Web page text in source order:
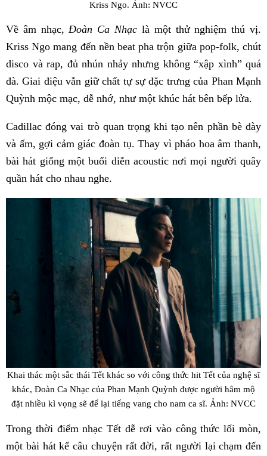
Kriss Ngo. Ảnh: NVCC
Về âm nhạc,Đoàn Ca Nhạc là một thử nghiệm thú vị.
Kriss Ngo mang đến nền beat pha trộn giữa pop-folk, chút
disco và rap, đủ nhún nhảy nhưng không “xập xình” quá
đà. Giai điệu vẫn giữ chất tự sự đặc trưng của Phan Mạnh
Quỳnh mộc mạc, dễ nhớ, như một khúc hát bên bếp lửa.
Cadillac đóng vai trò quan trọng khi tạo nên phần bè dày
và ấm, gợi cảm giác đoàn tụ. Thay vì pháo hoa âm thanh,
bài hát giống một buổi diễn acoustic nơi mọi người quây
quần hát cho nhau nghe.
Khai thác một sắc thái Tết khác so với công thức hit Tết của nghệ sĩ
khác, Đoàn Ca Nhạc của Phan Mạnh Quỳnh được người hâm mộ
đặt nhiều kì vọng sẽ để lại tiếng vang cho nam ca sĩ. Ảnh: NVCC
Trong thời điểm nhạc Tết dễ rơi vào công thức lối mòn,
một bài hát kể câu chuyện rất đời, rất người lại chạm đến